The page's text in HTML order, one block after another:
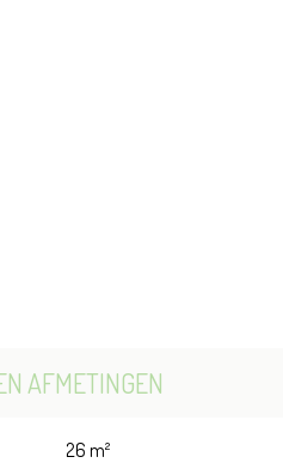
AFMETINGEN
26 m²